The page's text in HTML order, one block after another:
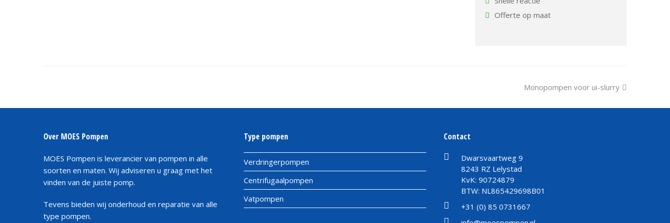
Offerte op maat
next
Monopompen voor ui-slurry
Over MOES Pompen
MOES Pompen is leverancier van pompen in alle
soorten en maten. Wij adviseren u graag met het
vinden van de juiste pomp.
Tevens bieden wij onderhoud en reparatie van alle
type pompen.
Type pompen
Verdringerpompen
Centrifugaalpompen
Vatpompen
Contact
Dwarsvaartweg 9
8243 RZ Lelystad
KvK: 90724879
BTW: NL865429698B01
+31 (0) 85 0731667